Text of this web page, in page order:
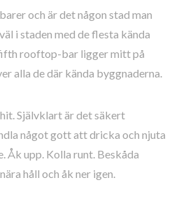
och är det någon stad man
i staden med de flesta kända
rooftop-bar ligger mitt på
alla de där kända byggnaderna.
Självklart är det säkert
något gott att dricka och njuta
Åk upp. Kolla runt. Beskåda
håll och åk ner igen.